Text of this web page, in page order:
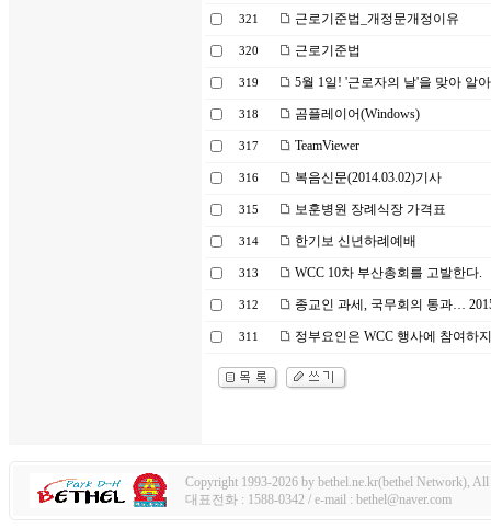
321 근로기준법_개정문개정이유
320 근로기준법
319 5월 1일! '근로자의 날'을 맞아 알
318 곰플레이어(Windows)
317 TeamViewer
316 복음신문(2014.03.02)기사
315 보훈병원 장례식장 가격표
314 한기보 신년하례예배
313 WCC 10차 부산총회를 고발한다.
312 종교인 과세, 국무회의 통과…
311 정부요인은 WCC 행사에 참여하
Copyright 1993-2026 by bethel.ne.kr(bethel Network), All
대표전화 : 1588-0342 / e-mail : bethel@naver.com